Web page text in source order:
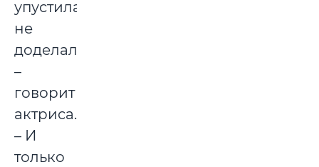
упустила,
не
доделала,
–
говорит
актриса.
– И
только